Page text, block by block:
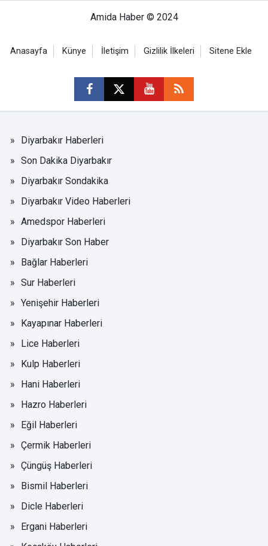
Amida Haber © 2024
Anasayfa Künye İletişim Gizlilik İlkeleri Sitene Ekle
Diyarbakır Haberleri
Son Dakika Diyarbakır
Diyarbakır Sondakika
Diyarbakır Video Haberleri
Amedspor Haberleri
Diyarbakır Son Haber
Bağlar Haberleri
Sur Haberleri
Yenişehir Haberleri
Kayapınar Haberleri
Lice Haberleri
Kulp Haberleri
Hani Haberleri
Hazro Haberleri
Eğil Haberleri
Çermik Haberleri
Çüngüş Haberleri
Bismil Haberleri
Dicle Haberleri
Ergani Haberleri